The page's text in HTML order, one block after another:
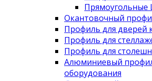
Прямоугольные
Окантовочный
Профиль для дверей
Профиль для
Профиль для
Алюминиевый
оборудования